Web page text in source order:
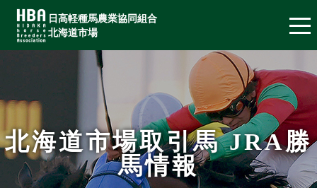
日高軽種馬農業協同組合
北海道市場
北海道市場取引馬 JRA勝
馬情報